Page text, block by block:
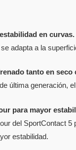
en curvas.
adapta a la
tanto en seco
última generación,
para mayor
del SportContact
estabilidad.